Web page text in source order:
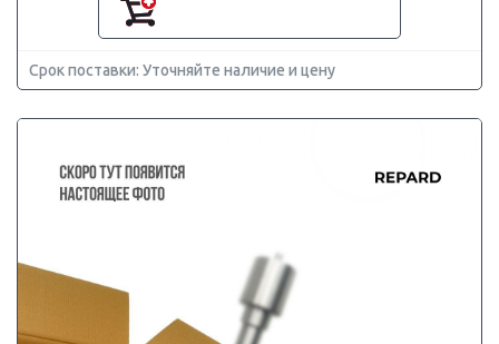
Срок поставки: Уточняйте наличие и цену